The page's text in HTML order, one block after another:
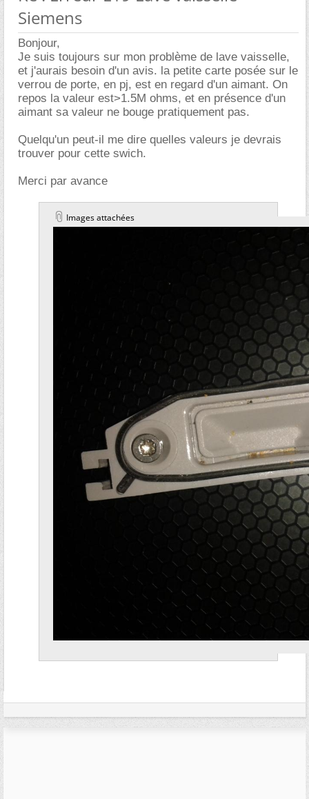
Siemens
Bonjour,
Je suis toujours sur mon problème de lave vaisselle,
et j'aurais besoin d'un avis. la petite carte posée sur le
verrou de porte, en pj, est en regard d'un aimant. On
repos la valeur est>1.5M ohms, et en présence d'un
aimant sa valeur ne bouge pratiquement pas.
Quelqu'un peut-il me dire quelles valeurs je devrais
trouver pour cette swich.
Merci par avance
Images attachées